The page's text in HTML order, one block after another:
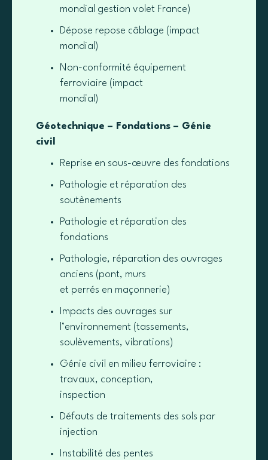
mondial gestion volet France)
Dépose repose câblage (impact
mondial)
Non-conformité équipement
ferroviaire (impact
mondial)
Géotechnique – Fondations – Génie
civil
Reprise en sous-œuvre des fondations
Pathologie et réparation des
soutènements
Pathologie et réparation des
fondations
Pathologie, réparation des ouvrages
anciens (pont, murs
et perrés en maçonnerie)
Impacts des ouvrages sur
l’environnement (tassements,
soulèvements, vibrations)
Génie civil en milieu ferroviaire :
travaux, conception,
inspection
Défauts de traitements des sols par
injection
Instabilité des pentes